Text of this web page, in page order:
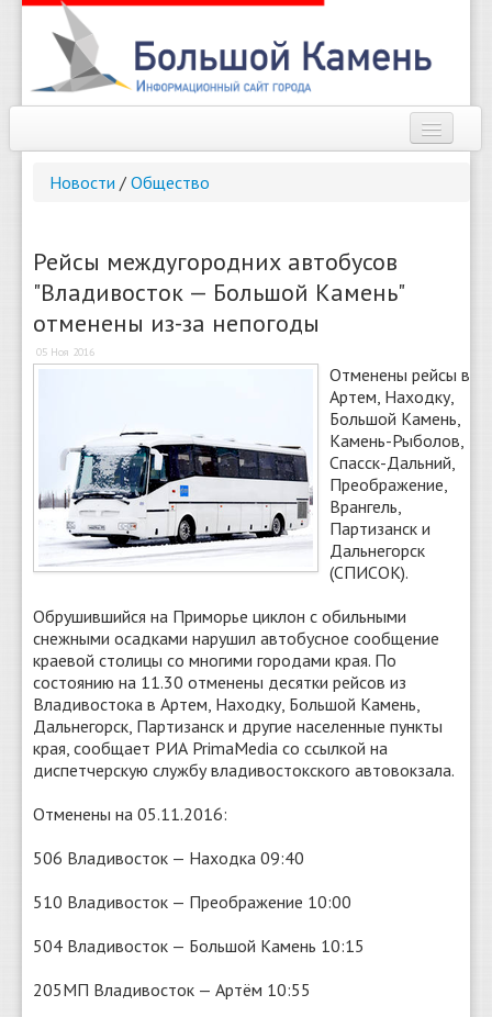
Новости
Справочник
Найти
Новости / Общество
Рейсы междугородних автобусов
"Владивосток — Большой Камень"
отменены из-за непогоды
05 Ноя 2016
Отменены рейсы в
Артем, Находку,
Большой Камень,
Камень-Рыболов,
Спасск-Дальний,
Преображение,
Врангель,
Партизанск и
Дальнегорск
(СПИСОК).
Обрушившийся на Приморье циклон с обильными
снежными осадками нарушил автобусное сообщение
краевой столицы со многими городами края. По
состоянию на 11.30 отменены десятки рейсов из
Владивостока в Артем, Находку, Большой Камень,
Дальнегорск, Партизанск и другие населенные пункты
края, сообщает РИА PrimaMedia со ссылкой на
диспетчерскую службу владивостокского автовокзала.
Отменены на 05.11.2016:
506 Владивосток — Находка 09:40
510 Владивосток — Преображение 10:00
504 Владивосток — Большой Камень 10:15
205МП Владивосток — Артём 10:55